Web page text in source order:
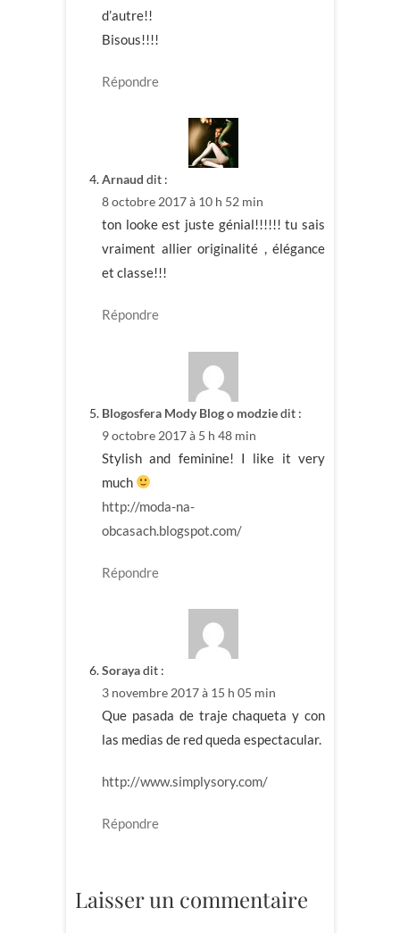
d’autre!!
Bisous!!!!
Répondre
Arnaud dit :
8 octobre 2017 à 10 h 52 min
ton looke est juste génial!!!!!! tu sais
vraiment allier originalité , élégance
et classe!!!
Répondre
Blogosfera Mody Blog o modziedit :
9 octobre 2017 à 5 h 48 min
Stylish and feminine! I like it very
much
http://moda-na-
obcasach.blogspot.com/
Répondre
Sorayadit :
3 novembre 2017 à 15 h 05 min
Que pasada de traje chaqueta y con
las medias de red queda espectacular.
http://www.simplysory.com/
Répondre
Laisser un commentaire